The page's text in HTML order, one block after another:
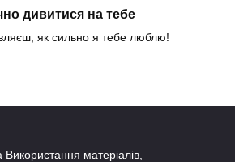
дивитися на тебе
як сильно я тебе люблю!
матеріалів,